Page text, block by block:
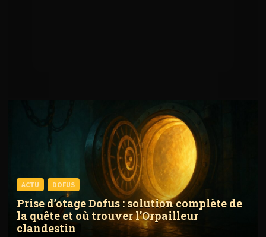
ACTU DOFUS
Prise d’otage Dofus : solution complète de
la quête et où trouver l’Orpailleur
clandestin